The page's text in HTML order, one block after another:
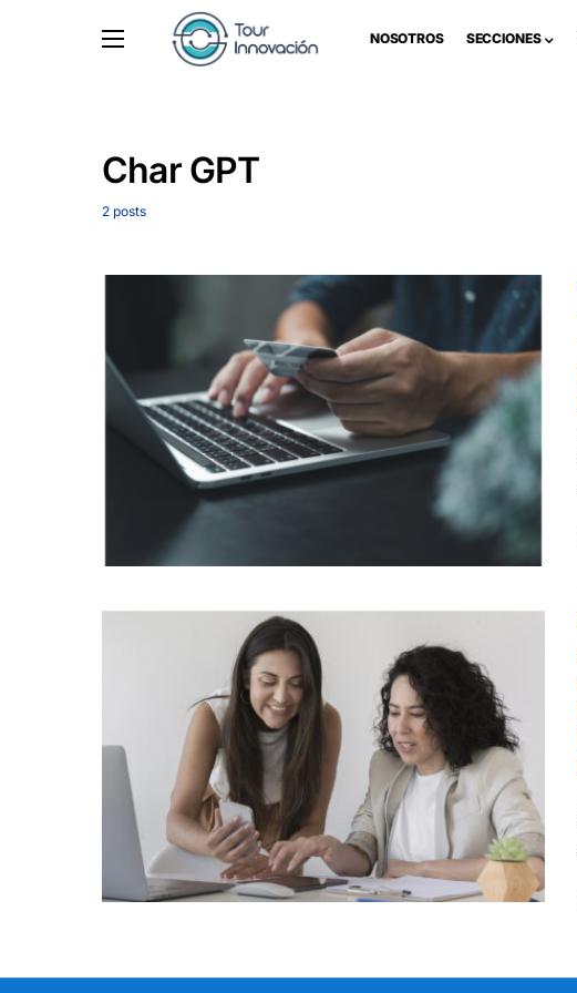
NOSOTROS SECCIONES
Char GPT
2 posts